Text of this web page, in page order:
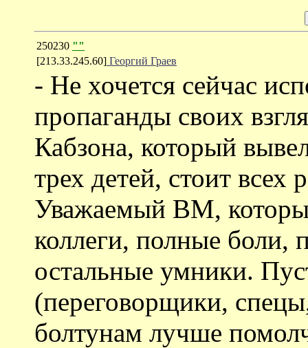
250230 ""
[213.33.245.60] Георгий Граев
- Не хочется сейчас
пропаганды своих
Кабзона, который
трех детей, стоит всех
Уважаемый ВМ, который
коллеги, полные боли,
остальные умники.
(переговорщики,
болтунам лучше